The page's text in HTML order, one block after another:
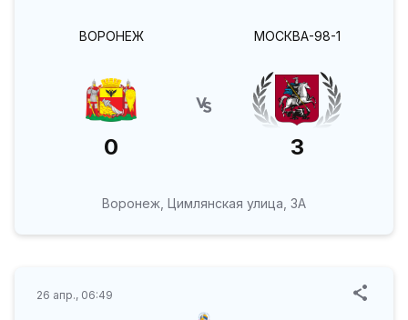
ВОРОНЕЖ
0
МОСКВА-98-1
3
Воронеж, Цимлянская улица, 3А
26 апр., 06:49